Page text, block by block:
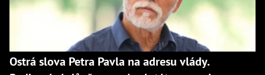
Ostrá slova Petra Pavla na adresu vlády.